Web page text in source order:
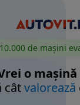
de mașini
o mașină
câtvalorează